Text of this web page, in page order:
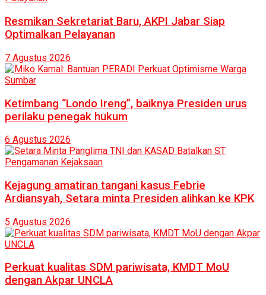
Resmikan Sekretariat Baru, AKPI Jabar Siap
Optimalkan Pelayanan
7 Agustus 2026
Ketimbang “Londo Ireng”, baiknya Presiden urus
perilaku penegak hukum
6 Agustus 2026
Kejagung amatiran tangani kasus Febrie
Ardiansyah, Setara minta Presiden alihkan ke KPK
5 Agustus 2026
Perkuat kualitas SDM pariwisata, KMDT MoU
dengan Akpar UNCLA